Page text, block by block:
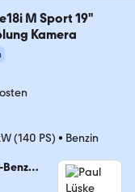
M Sport 19"
Kamera
(140 PS) • Benzin